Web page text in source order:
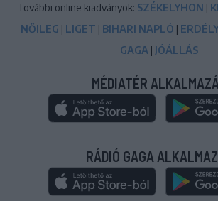
További online kiadványok: SZÉKELYHON |
NŐILEG | LIGET | BIHARI NAPLÓ |
GAGA | JÓÁLLÁS
MÉDIATÉR
RÁDIÓ GAGA